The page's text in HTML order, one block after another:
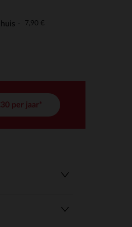
en zorgt ervoor dat aan
7,90 €
per jaar*